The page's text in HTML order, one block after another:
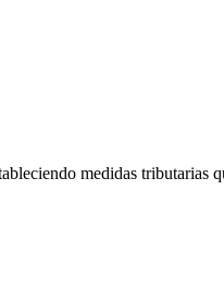
medidas tributarias